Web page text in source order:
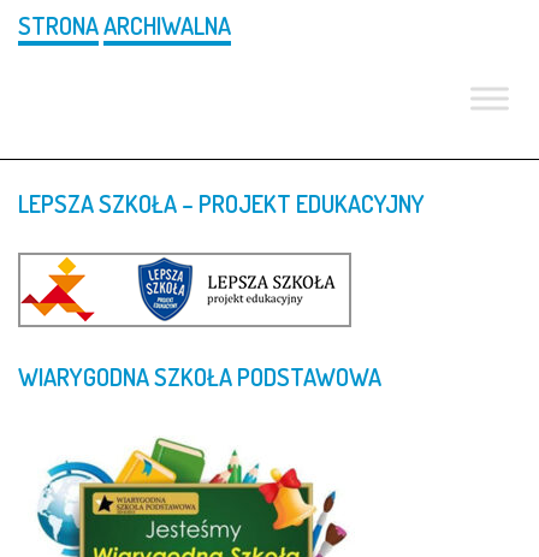
STRONAARCHIWALNA
LEPSZASZKOŁA– PROJEKT EDUKACYJNY
WIARYGODNASZKOŁAPODSTAWOWA